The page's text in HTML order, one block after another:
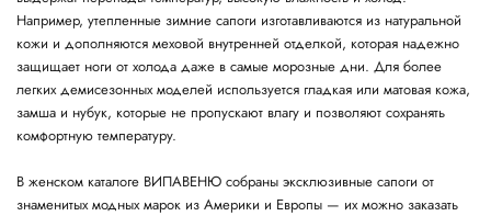
Например, утепленные зимние сапоги изготавливаются из натуральной
кожи и дополняются меховой внутренней отделкой, которая надежно
защищает ноги от холода даже в самые морозные дни. Для более
легких демисезонных моделей используется гладкая или матовая кожа,
замша и нубук, которые не пропускают влагу и позволяют сохранять
комфортную температуру.
В женском каталоге ВИПАВЕНЮ собраны эксклюзивные сапоги от
знаменитых модных марок из Америки и Европы — их можно заказать